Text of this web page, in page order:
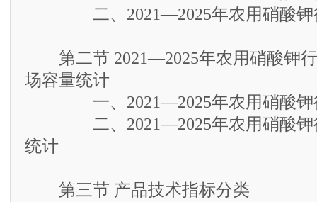
二、2021—2025年农用硝酸钾行
第二节 2021—2025年农用硝酸钾行
场容量统计
一、2021—2025年农用硝酸钾行
二、2021—2025年农用硝酸钾行
统计
第三节 产品技术指标分类